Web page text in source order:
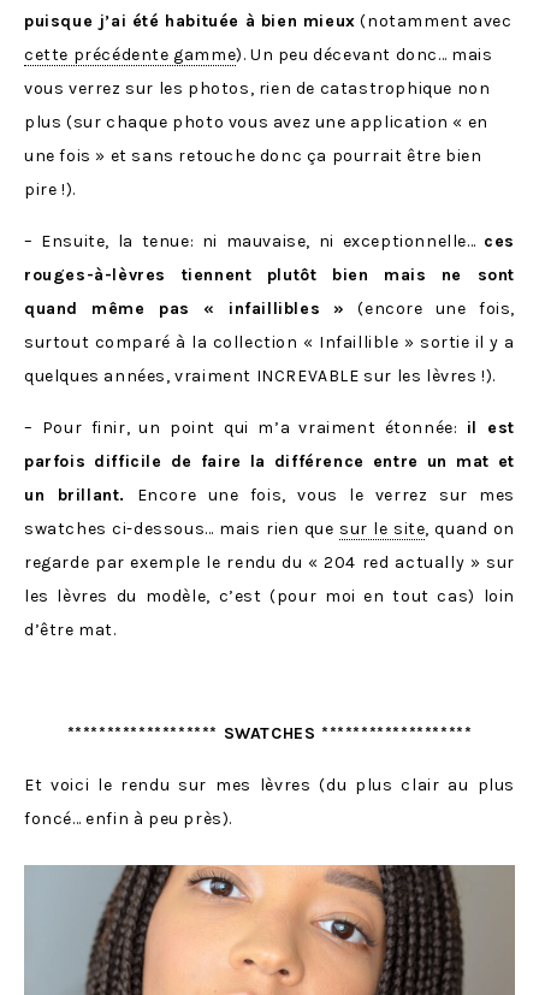
puisque j’ai été habituée à bien mieux (notamment avec
cette précédente gamme). Un peu décevant donc… mais
vous verrez sur les photos, rien de catastrophique non
plus (sur chaque photo vous avez une application « en
une fois » et sans retouche donc ça pourrait être bien
pire !).
– Ensuite, la tenue: ni mauvaise, ni exceptionnelle… ces
rouges-à-lèvres tiennent plutôt bien mais ne sont
quand même pas « infaillibles »
(encore une fois,
surtout comparé à la collection « Infaillible » sortie il y a
quelques années, vraiment INCREVABLE sur les lèvres !).
– Pour finir, un point qui m’a vraiment étonnée: il est
parfois difficile de faire la différence entre un mat et
un brillant.
Encore une fois, vous le verrez sur mes
swatches ci-dessous… mais rien que sur le site, quand on
regarde par exemple le rendu du « 204 red actually » sur
les lèvres du modèle, c’est (pour moi en tout cas) loin
d’être mat.
******************* SWATCHES *******************
Et voici le rendu sur mes lèvres (du plus clair au plus
foncé… enfin à peu près).